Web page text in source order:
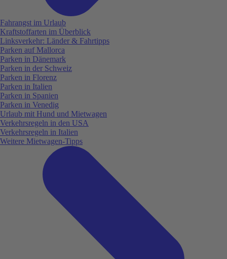
Fahrangst im Urlaub
Kraftstoffarten im Überblick
Linksverkehr: Länder & Fahrtipps
Parken auf Mallorca
Parken in Dänemark
Parken in der Schweiz
Parken in Florenz
Parken in Italien
Parken in Spanien
Parken in Venedig
Urlaub mit Hund und Mietwagen
Verkehrsregeln in den USA
Verkehrsregeln in Italien
Weitere Mietwagen-Tipps